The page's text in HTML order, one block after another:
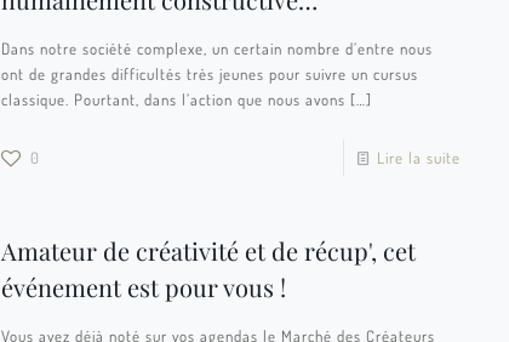
Dans notre société complexe, un certain nombre d’entre nous
ont de grandes difficultés très jeunes pour suivre un cursus
classique. Pourtant, dans l’action que nous avons […]
0 Lire la suite
Amateur de créativité et de récup', cet
événement est pour vous !
Vous avez déjà noté sur vos agendas le Marché des Créateurs